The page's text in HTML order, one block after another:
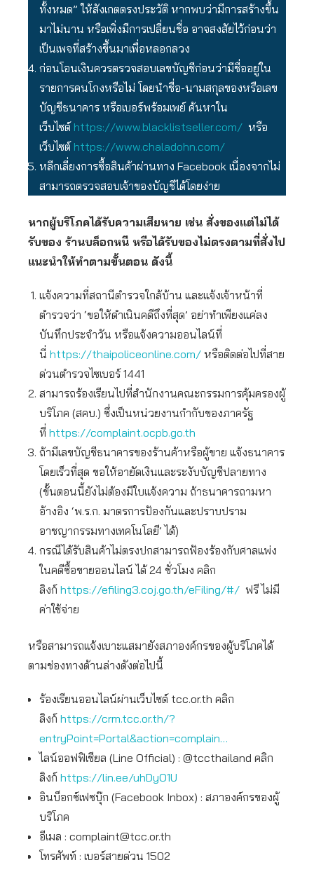
ทั้งหมด” ให้สังเกตตรงประวัติ หากพบว่ามีการสร้างขึ้น
มาไม่นาน หรือเพิ่งมีการเปลี่ยนชื่อ อาจสงสัยไว้ก่อนว่า
เป็นเพจที่สร้างขึ้นมาเพื่อหลอกลวง
ก่อนโอนเงินควรตรวจสอบเลขบัญชีก่อนว่ามีชื่ออยู่ใน
รายการคนโกงหรือไม่ โดยนำชื่อ-นามสกุลของหรือเลข
บัญชีธนาคาร หรือเบอร์พร้อมเพย์ ค้นหาใน
เว็บไซต์ https://www.blacklistseller.com/ หรือ
เว็บไซต์ https://www.chaladohn.com/
หลีกเลี่ยงการซื้อสินค้าผ่านทาง Facebook เนื่องจากไม่
สามารถตรวจสอบเจ้าของบัญชีได้โดยง่าย
หากผู้บริโภคได้รับความเสียหาย เช่น สั่งของแต่ไม่ได้
รับของ ร้านบล็อกหนี หรือได้รับของไม่ตรงตามที่สั่งไป
แนะนำให้ทำตามขั้นตอน ดังนี้
แจ้งความที่สถานีตำรวจใกล้บ้าน และแจ้งเจ้าหน้าที่
ตำรวจว่า ‘ขอให้ดำเนินคดีถึงที่สุด’ อย่าทำเพียงแค่ลง
บันทึกประจำวัน หรือแจ้งความออนไลน์ที่
นี่ https://thaipoliceonline.com/ หรือติดต่อไปที่สาย
ด่วนตำรวจไซเบอร์ 1441
สามารถร้องเรียนไปที่สำนักงานคณะกรรมการคุ้มครองผู้
บริโภค (สคบ.) ซึ่งเป็นหน่วยงานกำกับของภาครัฐ
ที่ https://complaint.ocpb.go.th
ถ้ามีเลขบัญชีธนาคารของร้านค้าหรือผู้ขาย แจ้งธนาคาร
โดยเร็วที่สุด ขอให้อายัดเงินและระงับบัญชีปลายทาง
(ขั้นตอนนี้ยังไม่ต้องมีใบแจ้งความ ถ้าธนาคารถามหา
อ้างอิง ‘พ.ร.ก. มาตรการป้องกันและปราบปราม
อาชญากรรมทางเทคโนโลยี’ ได้)
กรณีได้รับสินค้าไม่ตรงปกสามารถฟ้องร้องกับศาลแพ่ง
ในคดีซื้อขายออนไลน์ ได้ 24 ชั่วโมง คลิก
ลิงก์ https://efiling3.coj.go.th/eFiling/#/ ฟรี ไม่มี
ค่าใช้จ่าย
หรือสามารถแจ้งเบาะแสมายังสภาองค์กรของผู้บริโภคได้
ตามช่องทางด้านล่างดังต่อไปนี้
ร้องเรียนออนไลน์ผ่านเว็บไซต์ tcc.or.th คลิก
ลิงก์ https://crm.tcc.or.th/?
entryPoint=Portal&action=complain…
ไลน์ออฟฟิเชียล (Line Official) : @tccthailand คลิก
ลิงก์ https://lin.ee/uhDyO1U
อินบ็อกซ์เฟซบุ๊ก (Facebook Inbox) : สภาองค์กรของผู้
บริโภค
อีเมล : complaint@tcc.or.th
โทรศัพท์ : เบอร์สายด่วน 1502